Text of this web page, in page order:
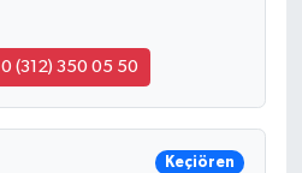
0 (312) 350 05 50
Keçiören